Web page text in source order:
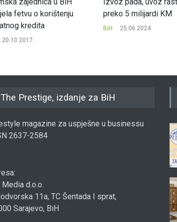
fetvu o korištenju
kredita
20.10.2017.
preko 5 milijardi KM
BiH 25.06.2024.
The Prestige, izdanje za BiH
magazine za uspješne u businessu
2637-2584
d.o.o.
11a, TC Šentada I sprat,
Sarajevo, BiH